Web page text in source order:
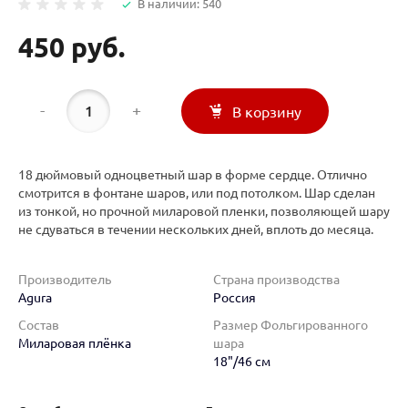
В наличии: 540
450 руб.
- + В корзину
18 дюймовый одноцветный шар в форме сердце. Отлично
смотрится в фонтане шаров, или под потолком. Шар сделан
из тонкой, но прочной миларовой пленки, позволяющей шару
не сдуваться в течении нескольких дней, вплоть до месяца.
Производитель
Agura
Страна производства
Россия
Состав
Миларовая плёнка
Размер Фольгированного
шара
18"/46 см